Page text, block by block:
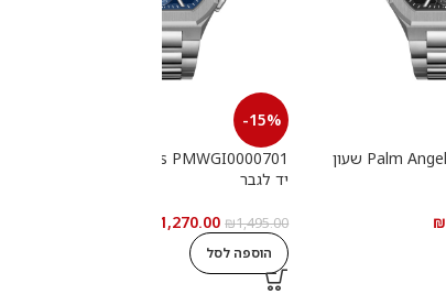
Palm Angels PMWGI0000702 שעון
₪
-15%
יד לגבר
₪1,495.00
1,270.00
הוספה לסל